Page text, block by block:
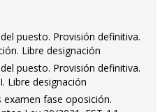
puesto. Provisión definitiva.
Libre designación
puesto. Provisión definitiva.
Libre designación
examen fase oposición.